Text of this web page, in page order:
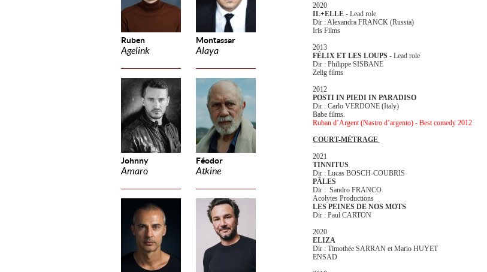
Ruben
Agelink
Montassar
Alaya
Johnny
Amaro
Féodor
Atkine
2020
IL+ELLE - Lead role
Dir : Alexandra FRANCK (Russia)
Iris Films
2013
FÉLIX ET LES LOUPS - Lead role
Dir : Philippe SISBANE
Zelig films
2012
POSTI IN PIEDI IN PARADISO
Dir : Carlo VERDONE (Italy)
Babe films.
Ruban d’Argent (Nastro d’argento) - Best comedy 2012
COURT-MÉTRAGE
2021
TINNITUS
Dir : Lucas BOSCH-COUBRIS
PÂLES
Dir : Sandro FRANCO
Acolytes Productions
LES PEINES DE NOS MOTS
Dir : Paul CARTON
2020
ELIZA
Dir : Timothée SARRAN et Mario HUYET
ENSAD